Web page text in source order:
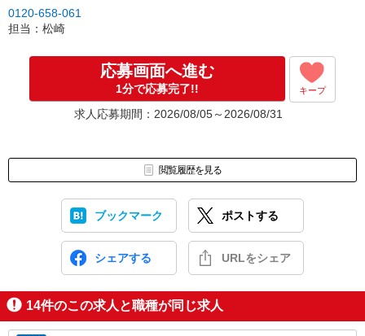
0120-658-061
担当：松崎
応募画面へ進む
1分で応募完了!! キープ
求人応募期間：2026/08/05～2026/08/31
閲覧履歴を見る
ブックマーク ポストする
シェアする URLをシェア
14件のこの求人と職種が同じ求人